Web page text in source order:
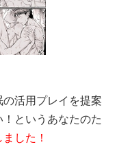
活用プレイを提案
というあなたのた
した！